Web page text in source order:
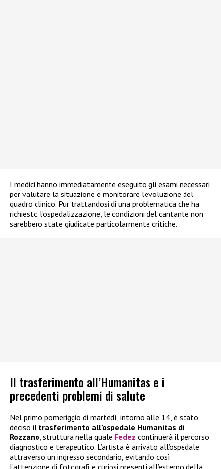
I medici hanno immediatamente eseguito gli esami necessari
per valutare la situazione e monitorare l’evoluzione del
quadro clinico. Pur trattandosi di una problematica che ha
richiesto l’ospedalizzazione, le condizioni del cantante non
sarebbero state giudicate particolarmente critiche.
Il trasferimento all’Humanitas e i
precedenti problemi di salute
Nel primo pomeriggio di martedì, intorno alle 14, è stato
deciso il trasferimento all’ospedale Humanitas di
Rozzano , struttura nella quale Fedez continuerà il percorso
diagnostico e terapeutico. L’artista è arrivato all’ospedale
attraverso un ingresso secondario, evitando così
l’attenzione di fotografi e curiosi presenti all’esterno della